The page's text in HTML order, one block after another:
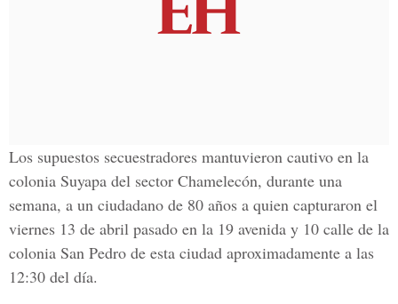
Los supuestos secuestradores mantuvieron cautivo en la
colonia Suyapa del sector Chamelecón, durante una
semana, a un ciudadano de 80 años a quien capturaron el
viernes 13 de abril pasado en la 19 avenida y 10 calle de la
colonia San Pedro de esta ciudad aproximadamente a las
12:30 del día.